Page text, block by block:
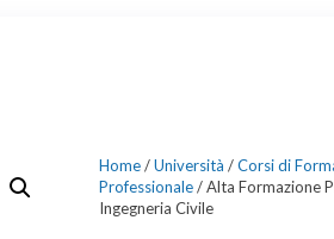
Home/Università /Corsi di
Professionale/ Alta Formazione
Ingegneria Civile